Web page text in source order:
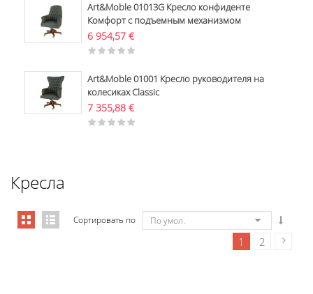
Art&Moble 01013G Кресло конфиденте
Комфорт с подъемным механизмом
6 954,57 €
Art&Moble 01001 Кресло руководителя на
колесиках Classic
7 355,88 €
Кресла
Сортировать по По умол.
1 2